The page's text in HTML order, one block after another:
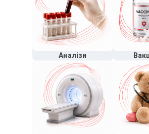
Аналізи